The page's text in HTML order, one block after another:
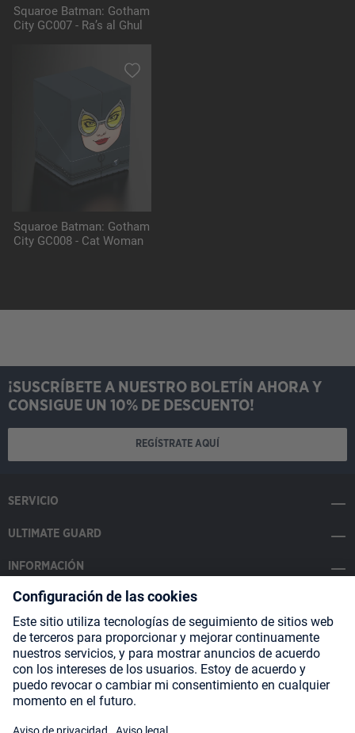
Squaroe Batman: Gotham
City GC007 - Ra’s al Ghul
Squaroe Batman: Gotham
City GC008 - Cat Woman
¡SUSCRÍBETE A NUESTRO BOLETÍN AHORA Y
CONSIGUE UN 10% DE DESCUENTO!
REGÍSTRATE AQUÍ
SERVICIO
ULTIMATE GUARD
INFORMACIÓN
SOCIAL MEDIA
Payment Methods